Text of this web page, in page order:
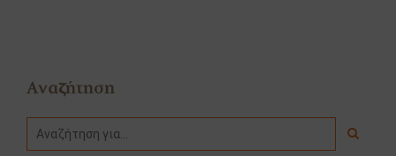
Αναζήτηση